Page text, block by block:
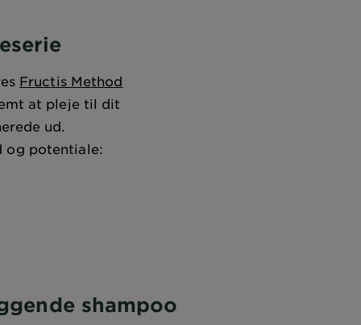
Fructis Method
at pleje til dit
ud.
og potentiale:
shampoo